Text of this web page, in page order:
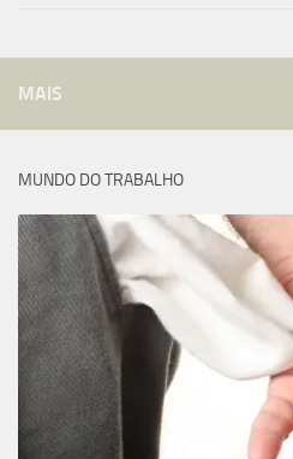
MAIS
MUNDO DO TRABALHO